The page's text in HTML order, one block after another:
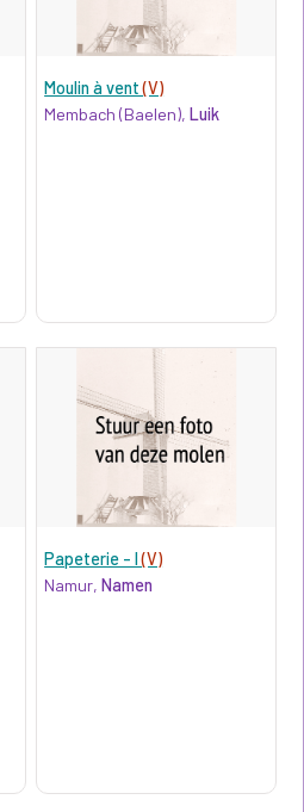
Moulin à vent(V)
Membach (Baelen),Luik
Papeterie - I(V)
Namur,Namen